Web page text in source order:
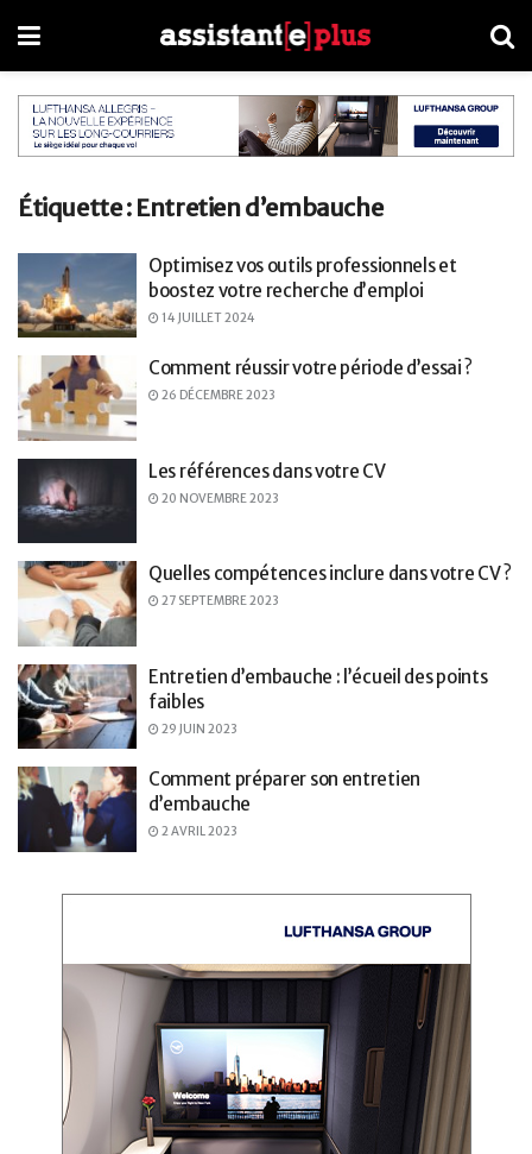
Étiquette : Entretien d’embauche
Optimisez vos outils professionnels et
boostez votre recherche d’emploi
14 JUILLET 2024
Comment réussir votre période d’essai ?
26 DÉCEMBRE 2023
Les références dans votre CV
20 NOVEMBRE 2023
Quelles compétences inclure dans votre CV ?
27 SEPTEMBRE 2023
Entretien d’embauche : l’écueil des points
faibles
29 JUIN 2023
Comment préparer son entretien
d’embauche
2 AVRIL 2023